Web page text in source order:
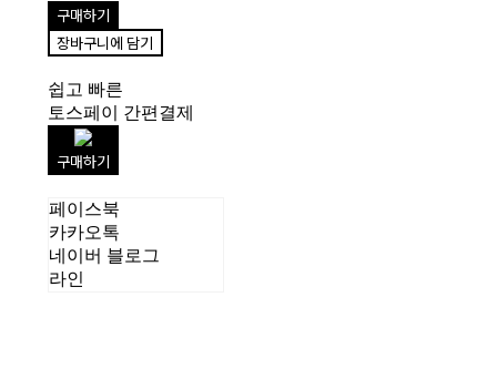
구매하기
장바구니에 담기
쉽고 빠른
토스페이 간편결제
구매하기
페이스북
카카오톡
네이버 블로그
라인